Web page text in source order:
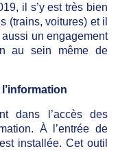
il s’y est très bien
(trains, voitures) et il
un engagement
au sein même de
dans l’accès des
À l’entrée de
installée. Cet outil